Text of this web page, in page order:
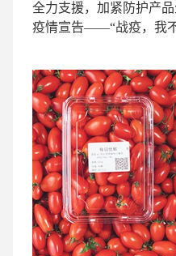
全力支援，加紧防护产
疫情宣告——“战疫，我不